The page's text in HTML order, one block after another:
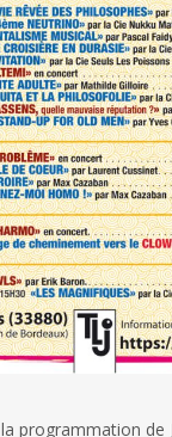
la programmation de